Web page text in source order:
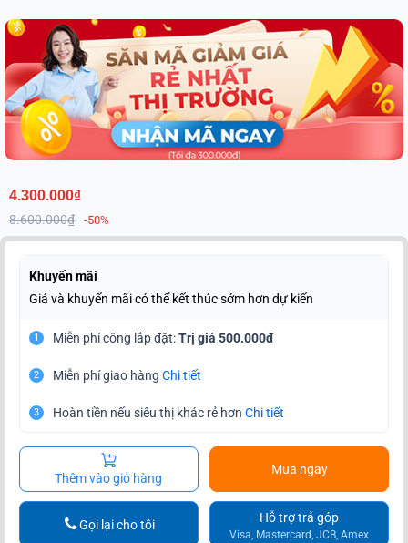
4.300.000₫
8.600.000₫ -50%
Khuyến mãi
Giá và khuyến mãi có thể kết thúc sớm hơn dự kiến
1 Miễn phí công lắp đặt:Trị giá 500.000đ
2 Miễn phí giao hàng Chi tiết
3 Hoàn tiền nếu siêu thị khác rẻ hơn Chi tiết
Thêm vào giỏ hàng
Mua ngay
Hỗ trợ trả góp
Visa, Mastercard, JCB, Amex
Gọi lại cho tôi